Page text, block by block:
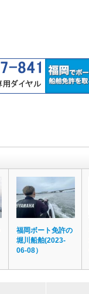
福岡ボート免許の
堀川船舶(2023-
06-08）